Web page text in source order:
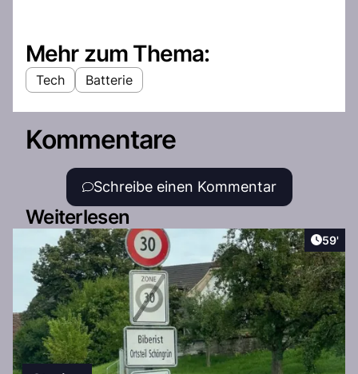
Mehr zum Thema:
Tech Batterie
Kommentare
Schreibe einen Kommentar
Weiterlesen
59'